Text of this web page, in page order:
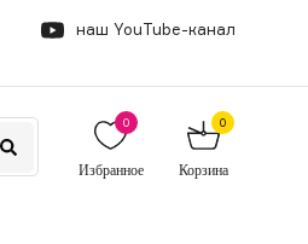
наш YouTube-канал
0
Избранное
0
Корзина